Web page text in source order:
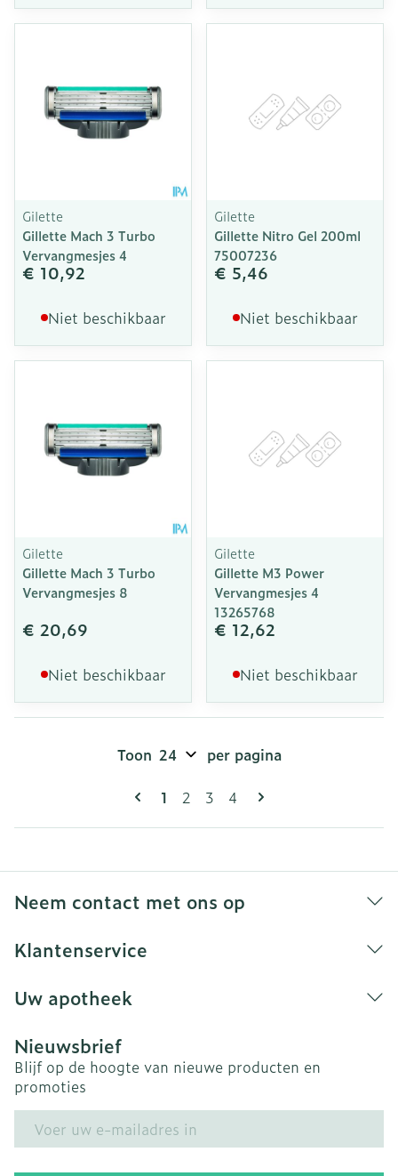
Gilette
Gillette Mach 3 Turbo
Vervangmesjes 4
€ 10,92
Niet beschikbaar
Gilette
Gillette Nitro Gel 200ml
75007236
€ 5,46
Niet beschikbaar
Gilette
Gillette Mach 3 Turbo
Vervangmesjes 8
€ 20,69
Niet beschikbaar
Gilette
Gillette M3 Power
Vervangmesjes 4
13265768
€ 12,62
Niet beschikbaar
Pagina's
U lees momenteel pagina
1 Pagina
2 Pagina
3 Pagina
4
Toon per pagina
Neem contact met ons op
Klantenservice
Uw apotheek
Nieuwsbrief
Blijf op de hoogte van nieuwe producten en
promoties